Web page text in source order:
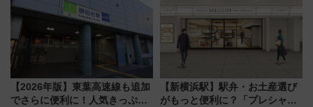
【2026年版】東葉高速線も追加
でさらに便利に！人気きっぷ
【新横浜駅】駅弁・お土産選び
がもっと便利に？「プレシャス